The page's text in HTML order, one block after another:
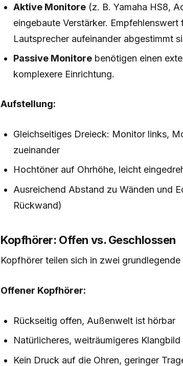
Aktive Monitore (z. B. Yamaha HS8,
eingebaute Verstärker.
Lautsprecher aufeinander abgestimmt
Passive Monitore benötigen einen
komplexere Einrichtung.
Aufstellung:
Gleichseitiges Dreieck: Monitor links,
zueinander
Hochtöner auf Ohrhöhe, leicht
Ausreichend Abstand zu Wänden und
Rückwand)
Kopfhörer: Offen vs. Geschlossen
Kopfhörer teilen sich in zwei grundlegende
Offener Kopfhörer:
Rückseitig offen, Außenwelt ist hörbar
Natürlicheres, weiträumigeres
Kein Druck auf die Ohren, geringer